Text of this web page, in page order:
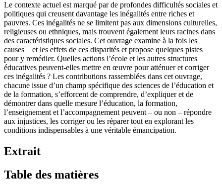
Le contexte actuel est marqué par de profondes difficultés sociales et
politiques qui creusent davantage les inégalités entre riches et
pauvres. Ces inégalités ne se limitent pas aux dimensions culturelles,
religieuses ou ethniques, mais trouvent également leurs racines dans
des caractéristiques sociales. Cet ouvrage examine à la fois les
causes et les effets de ces disparités et propose quelques pistes
pour y remédier. Quelles actions l’école et les autres structures
éducatives peuvent-elles mettre en œuvre pour atténuer et corriger
ces inégalités ? Les contributions rassemblées dans cet ouvrage,
chacune issue d’un champ spécifique des sciences de l’éducation et
de la formation, s’efforcent de comprendre, d’expliquer et de
démontrer dans quelle mesure l’éducation, la formation,
l’enseignement et l’accompagnement peuvent – ou non – répondre
aux injustices, les corriger ou les réparer tout en explorant les
conditions indispensables à une véritable émancipation.
Extrait
Table des matières